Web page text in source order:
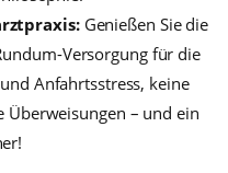
Genießen Sie die
Versorgung für die
Anfahrtsstress, keine
Überweisungen – und ein